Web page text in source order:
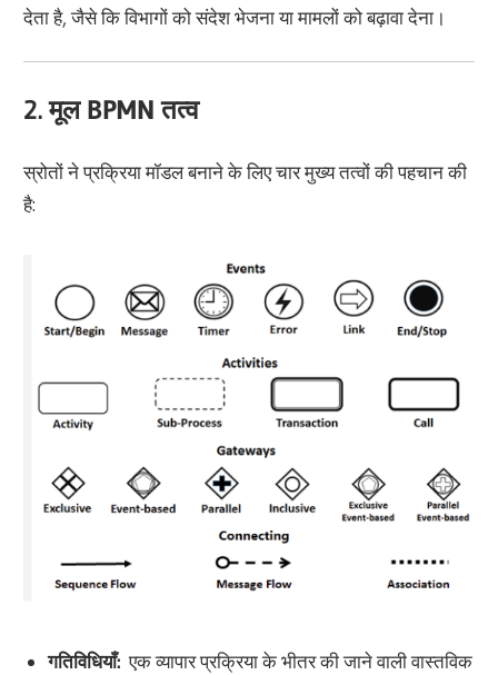
देता है, जैसे कि विभागों को संदेश भेजना या मामलों को बढ़ावा देना।
2. मूल BPMN तत्व
स्रोतों ने प्रक्रिया मॉडल बनाने के लिए चार मुख्य तत्वों की पहचान की
है:
गतिविधियाँ: एक व्यापार प्रक्रिया के भीतर की जाने वाली वास्तविक